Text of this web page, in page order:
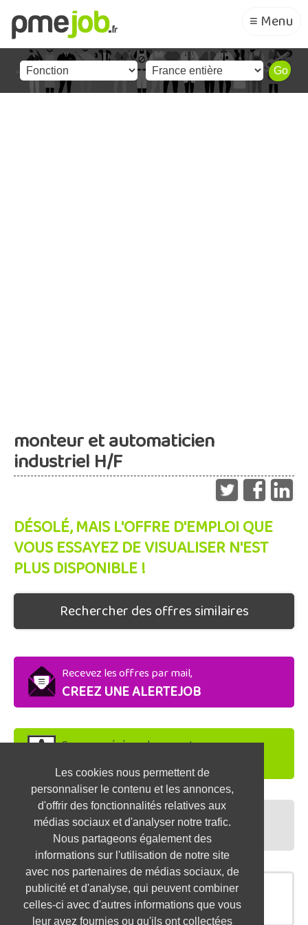
Les cookies nous permettent de
personnaliser le contenu et les annonces,
d'offrir des fonctionnalités relatives aux
médias sociaux et d'analyser notre trafic.
Nous partageons également des
informations sur l'utilisation de notre site
avec nos partenaires de médias sociaux, de
publicité et d'analyse, qui peuvent combiner
celles-ci avec d'autres informations que vous
leur avez fournies ou qu'ils ont collectées
≡ Menu
monteur et automaticien
industriel H/F
DÉSOLÉ, MAIS L'OFFRE D'EMPLOI QUE
VOUS ESSAYEZ DE VISUALISER N'EST
PLUS DISPONIBLE !
Rechercher des offres similaires
Recevez les offres par mail,
CREEZ UNE ALERTEJOB
Soyez repéré par les recruteurs,
DEPOSEZ VOTRE CV
Préparez vos entretiens,
TESTEZ-VOUS
OFFRES SIMILAIRES